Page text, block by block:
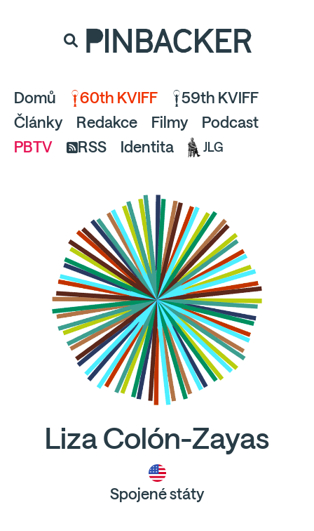
a pusťte se do čtení.
PINBACKER
Domů 60th KVIFF
59th KVIFF
Články
Redakce Filmy
Podcast
PBTV
RSS Identita JLG
Liza Colón-Zayas
Spojené státy